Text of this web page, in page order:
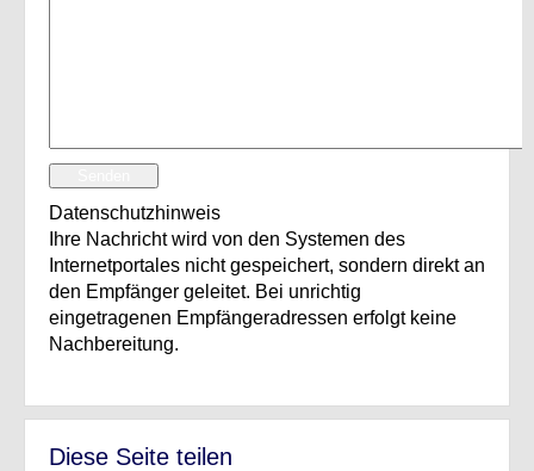
Datenschutzhinweis
Ihre Nachricht wird von den Systemen des
Internetportales nicht gespeichert, sondern direkt an
den Empfänger geleitet. Bei unrichtig
eingetragenen Empfängeradressen erfolgt keine
Nachbereitung.
Diese Seite teilen